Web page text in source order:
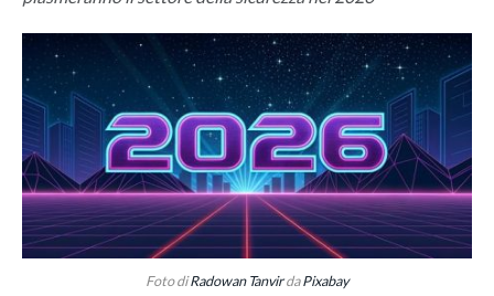
Foto diRadowan TanvirdaPixabay